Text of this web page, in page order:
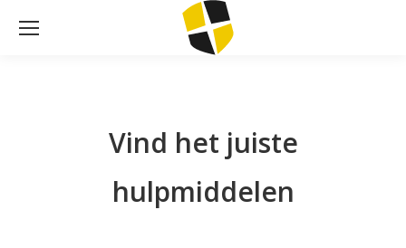
Vind het juiste
hulpmiddelen